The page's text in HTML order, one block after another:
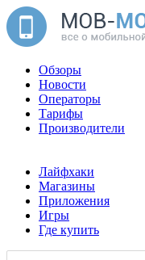
Обзоры
Новости
Операторы
Тарифы
Производители
Лайфхаки
Магазины
Приложения
Игры
Где купить